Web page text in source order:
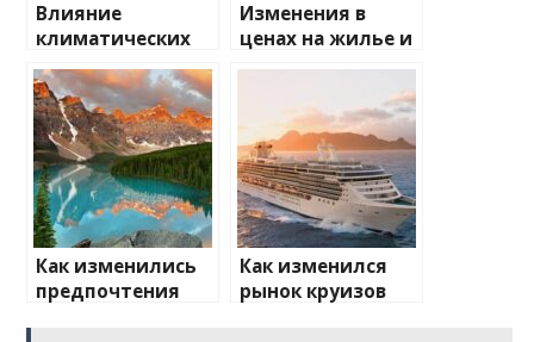
Влияние
климатических
изменений на
туристические
направления
Изменения в
ценах на жилье и
транспорт: что
Как изменились
предпочтения
Как изменился
рынок круизов